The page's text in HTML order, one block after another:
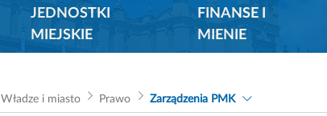
JEDNOSTKI
MIEJSKIE
FINANSE I
MIENIE
Władze i miasto Prawo Zarządzenia PMK